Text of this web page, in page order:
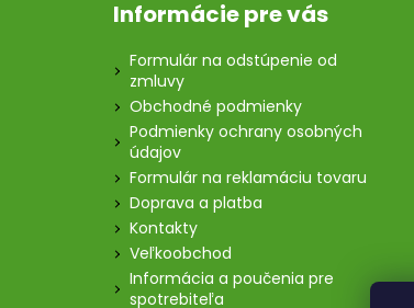
Informácie pre vás
Formulár na odstúpenie od
zmluvy
Obchodné podmienky
Podmienky ochrany osobných
údajov
Formulár na reklamáciu tovaru
Doprava a platba
Kontakty
Veľkoobchod
Informácia a poučenia pre
spotrebiteľa